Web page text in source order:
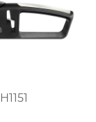
H1151